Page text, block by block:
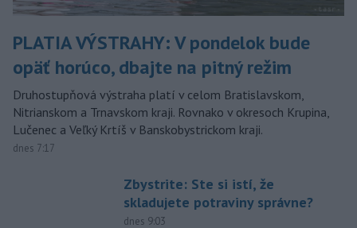
PLATIA VÝSTRAHY: V pondelok bude
opäť horúco, dbajte na pitný režim
Druhostupňová výstraha platí v celom Bratislavskom,
Nitrianskom a Trnavskom kraji. Rovnako v okresoch Krupina,
Lučenec a Veľký Krtíš v Banskobystrickom kraji.
dnes 7:17
Zbystrite: Ste si istí, že
skladujete potraviny správne?
dnes 9:03